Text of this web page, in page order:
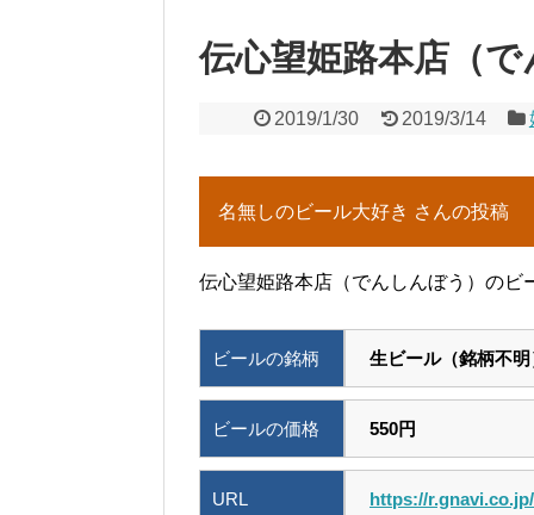
伝心望姫路本店（
2019/1/30 2019/3/14
名無しのビール大好き さんの投稿
伝心望姫路本店（でんしんぼう）の
ビールの銘柄 生ビール（銘柄不明
ビールの価格 550円
URL https://